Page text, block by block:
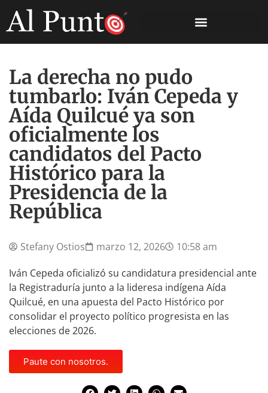
La derecha no pudo
tumbarlo: Iván Cepeda y
Aída Quilcué ya son
oficialmente los
candidatos del Pacto
Histórico para la
Presidencia de la
República
Stefany Ostios marzo 12, 2026
10:58 am
Iván Cepeda oficializó su candidatura presidencial ante
la Registraduría junto a la lideresa indígena Aída
Quilcué, en una apuesta del Pacto Histórico por
consolidar el proyecto político progresista en las
elecciones de 2026.
Paute con nosotros.